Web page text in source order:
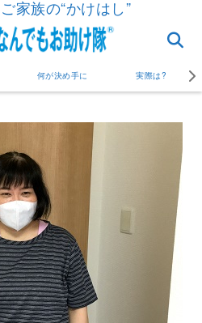
家族の“かけはし”
何が決め手に 実際は?